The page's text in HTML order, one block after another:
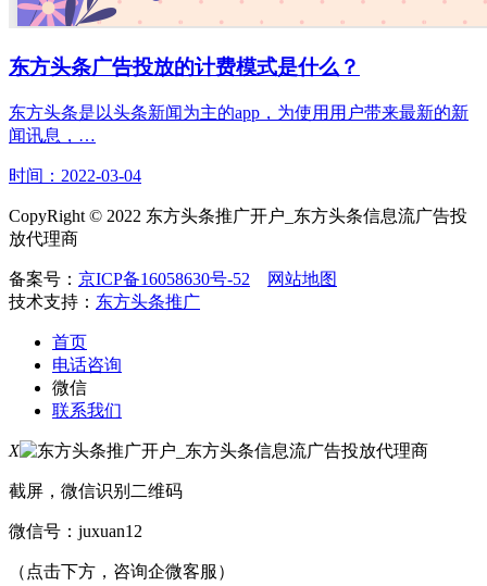
东方头条广告投放的计费模式是什么？
东方头条是以头条新闻为主的app，为使用用户带来最新的新
闻讯息，…
时间：2022-03-04
CopyRight © 2022 东方头条推广开户_东方头条信息流广告投
放代理商
备案号： 京ICP备16058630号-52
网站地图
技术支持： 东方头条推广
首页
电话咨询
微信
联系我们
X
截屏，微信识别二维码
微信号： juxuan12
（点击下方，咨询企微客服）